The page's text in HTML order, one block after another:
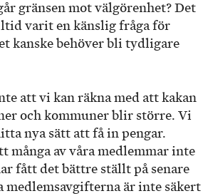
gränsen mot välgörenhet? Det
varit en känslig fråga för
kanske behöver bli tydligare
att vi kan räkna med att kakan
och kommuner blir större. Vi
nya sätt att få in pengar.
många av våra medlemmar inte
fått det bättre ställt på senare
medlemsavgifterna är inte säkert